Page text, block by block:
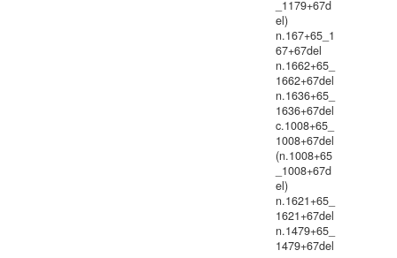
_1179+67d
el)
n.167+65_1
67+67del
n.1662+65_
1662+67del
n.1636+65_
1636+67del
c.1008+65_
1008+67del
(n.1008+65
_1008+67d
el)
n.1621+65_
1621+67del
n.1479+65_
1479+67del